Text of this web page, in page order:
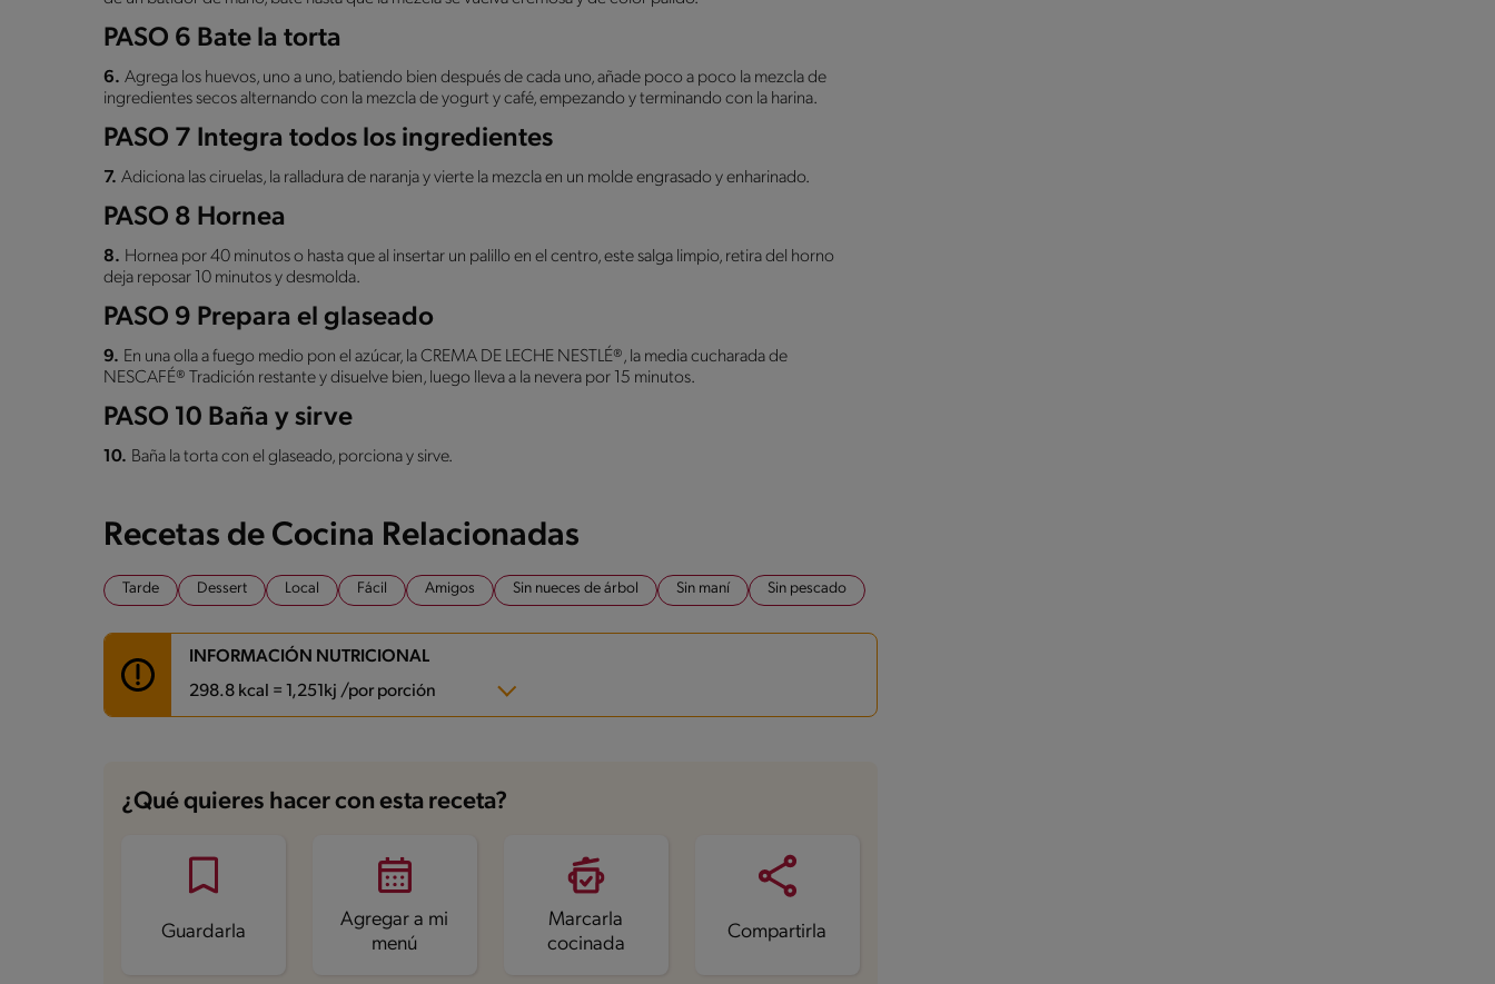
PASO 6 Bate la torta
6. Agrega los huevos, uno a uno, batiendo bien después de cada uno, añade poco a poco la mezcla de
ingredientes secos alternando con la mezcla de yogurt y café, empezando y terminando con la harina.
PASO 7 Integra todos los ingredientes
7. Adiciona las ciruelas, la ralladura de naranja y vierte la mezcla en un molde engrasado y enharinado.
PASO 8 Hornea
8. Hornea por 40 minutos o hasta que al insertar un palillo en el centro, este salga limpio, retira del horno
deja reposar 10 minutos y desmolda.
PASO 9 Prepara el glaseado
9. En una olla a fuego medio pon el azúcar, la CREMA DE LECHE NESTLÉ®, la media cucharada de
NESCAFÉ® Tradición restante y disuelve bien, luego lleva a la nevera por 15 minutos.
PASO 10 Baña y sirve
10. Baña la torta con el glaseado, porciona y sirve.
Recetas de Cocina Relacionadas
Tarde Dessert Local Fácil Amigos Sin nueces de árbol Sin maní Sin pescado
INFORMACIÓN NUTRICIONAL
298.8 kcal = 1,251kj /por porción
Energía
298.8 kcal
Grasas 17.2 g
Sodio
¿Qué quieres hacer con esta receta?
Guardarla
Agregar a mi
menú
Marcarla
cocinada
Compartirla